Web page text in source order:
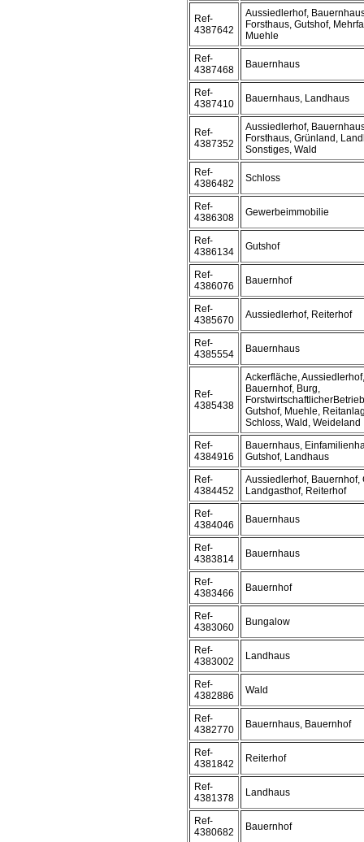
Ref-
4387642
Aussiedlerhof,
Forsthaus, Gutshof,
Muehle
Ref-
4387468
Bauernhaus
Ref-
4387410
Bauernhaus, Landhaus
Ref-
4387352
Aussiedlerhof,
Forsthaus, Grünland,
Sonstiges, Wald
Ref-
4386482
Schloss
Ref-
4386308
Gewerbeimmobilie
Ref-
4386134
Gutshof
Ref-
4386076
Bauernhof
Ref-
4385670
Aussiedlerhof, Reiterhof
Ref-
4385554
Bauernhaus
Ref-
4385438
Ackerfläche,
Bauernhof, Burg,
Gutshof, Muehle,
Schloss, Wald, Weideland
Ref-
4384916
Bauernhaus,
Gutshof, Landhaus
Ref-
4384452
Aussiedlerhof, Bauernhof,
Landgasthof, Reiterhof
Ref-
4384046
Bauernhaus
Ref-
4383814
Bauernhaus
Ref-
4383466
Bauernhof
Ref-
4383060
Bungalow
Ref-
4383002
Landhaus
Ref-
4382886
Wald
Ref-
4382770
Bauernhaus, Bauernhof
Ref-
4381842
Reiterhof
Ref-
4381378
Landhaus
Ref-
4380682
Bauernhof